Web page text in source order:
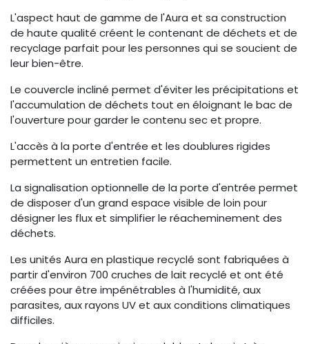
L'aspect haut de gamme de l'Aura et sa construction
de haute qualité créent le contenant de déchets et de
recyclage parfait pour les personnes qui se soucient de
leur bien-être.
Le couvercle incliné permet d'éviter les précipitations et
l'accumulation de déchets tout en éloignant le bac de
l'ouverture pour garder le contenu sec et propre.
L'accès à la porte d'entrée et les doublures rigides
permettent un entretien facile.
La signalisation optionnelle de la porte d'entrée permet
de disposer d'un grand espace visible de loin pour
désigner les flux et simplifier le réacheminement des
déchets.
Les unités Aura en plastique recyclé sont fabriquées à
partir d'environ 700 cruches de lait recyclé et ont été
créées pour être impénétrables à l'humidité, aux
parasites, aux rayons UV et aux conditions climatiques
difficiles.